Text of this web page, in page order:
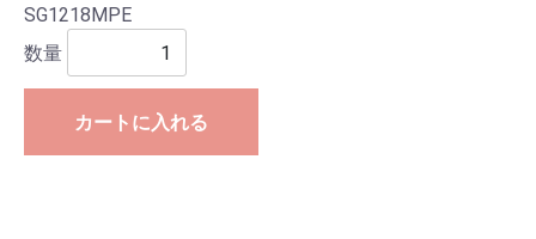
SG1218MPE
数量
カートに入れる